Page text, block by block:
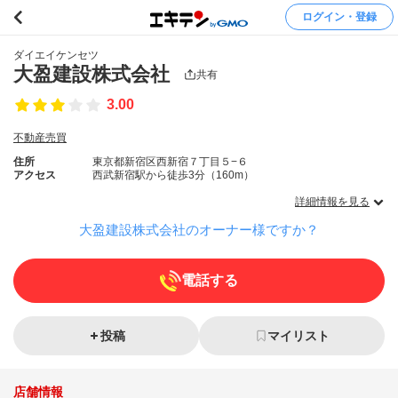
ログイン・登録
ダイエイケンセツ
大盈建設株式会社 共有
3.00
不動産売買
住所
東京都新宿区西新宿７丁目５−６
アクセス
西武新宿駅から徒歩3分（160m）
詳細情報を見る
大盈建設株式会社のオーナー様ですか？
電話する
投稿 マイリスト
店舗情報